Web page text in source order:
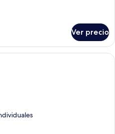
Ver precio
Una habitación de hotel con una